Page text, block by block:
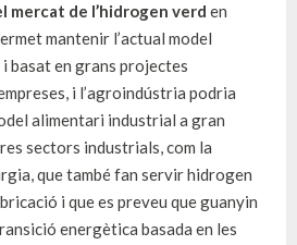
mercat de l’hidrogen verd en
mantenir l’actual model
en grans projectes
i l’agroindústria podria
alimentari industrial a gran
sectors industrials, com la
que també fan servir hidrogen
i que es preveu que guanyin
energètica basada en les